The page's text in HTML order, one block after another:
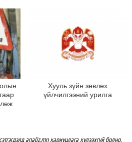
Хууль зүйн зөвлөх
үйлчилгээний урилга
analiz.mn хариуцлага хүлээхгүй болно.